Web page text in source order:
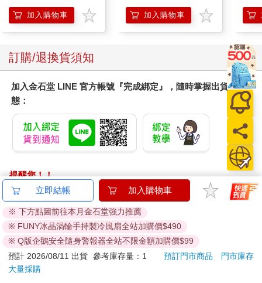
加入購物車 加入購物車
訂購/退換貨須知
加入金石堂 LINE 官方帳號『完成綁定』，隨時掌握出貨動
態：
提醒您！！
金石堂及銀行均不會請您操作ATM! 如接獲電話要求您前往
ATM提款機，請不要聽從指示，以免受騙上當！
退換貨須知：
**提醒您，鑑賞期不等於試用期，退回商品須為全新狀態**
依據「消費者保護法」第19條及行政院消費者保護處公告之
「通訊交易解除權合理例外情事適用準則」，以下商品購買
立即結帳 加入購物車
※ 下方點圖前往本月金石堂強力推薦
※ FUNY冰晶渦輪手持製冷風扇全站加購價$490
※ Q版企鵝安全隨身警報器全站不限金額加購價$99
預計 2026/08/11 出貨 參考庫存量：1 預訂門市商品
門市庫存
大量採購